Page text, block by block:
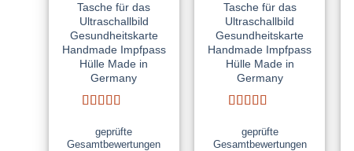
Tasche für das
Ultraschallbild
Gesundheitskarte
Handmade Impfpass
Hülle Made in
Germany
mit5von 5
geprüfte
Gesamtbewertungen
Tasche für das
Ultraschallbild
Gesundheitskarte
Handmade Impfpass
Hülle Made in
Germany
mit5von 5
geprüfte
Gesamtbewertungen